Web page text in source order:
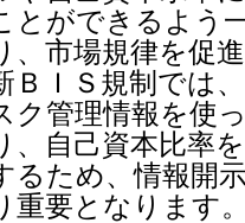
とができるよう
、市場規律を促
ＢＩＳ規制では
ク管理情報を使
、自己資本比率
るため、情報開
重要となります